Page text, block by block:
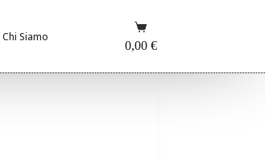
Chi Siamo
Carrello
0,00 €